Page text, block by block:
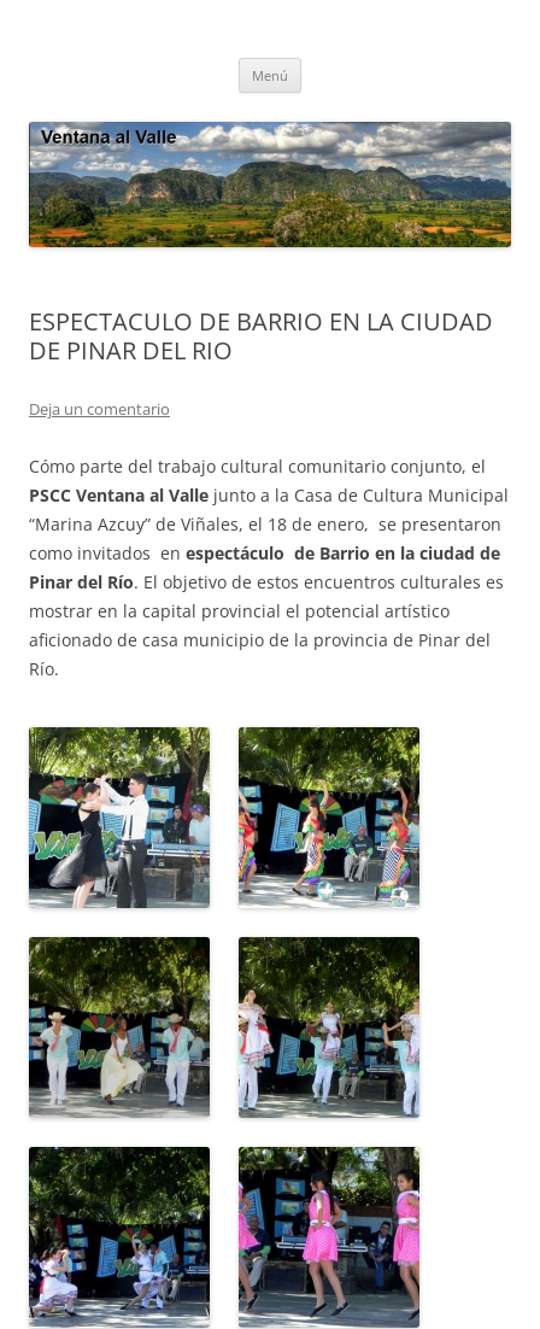
Menú
ESPECTACULO DE BARRIO EN LA CIUDAD
DE PINAR DEL RIO
Deja un comentario
Cómo parte del trabajo cultural comunitario conjunto, el
PSCC Ventana al Valle junto a la Casa de Cultura Municipal
“Marina Azcuy” de Viñales, el 18 de enero, se presentaron
como invitados en espectáculo de Barrio en la ciudad de
Pinar del Río. El objetivo de estos encuentros culturales es
mostrar en la capital provincial el potencial artístico
aficionado de casa municipio de la provincia de Pinar del
Río.